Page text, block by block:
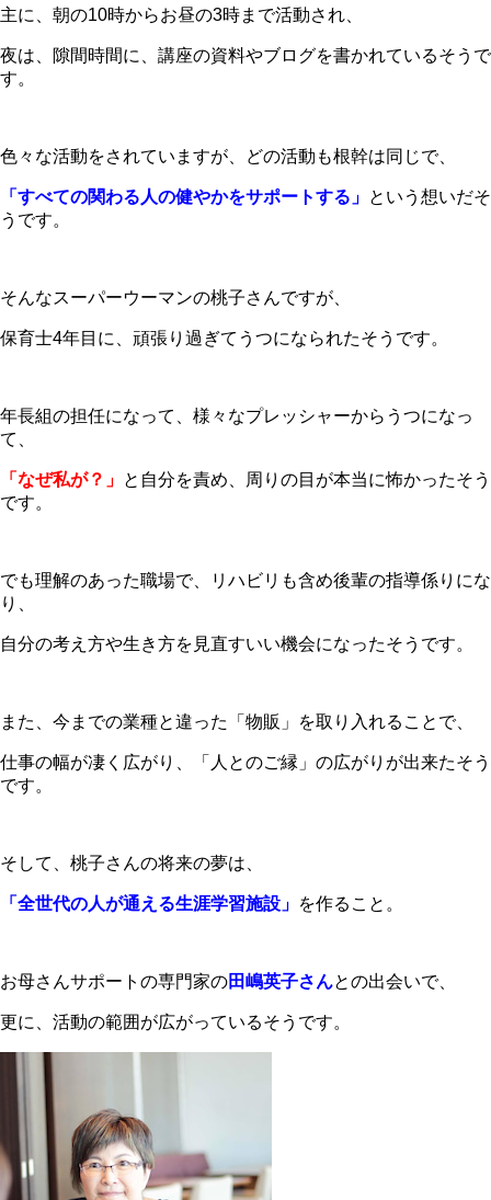
主に、朝の10時からお昼の3時まで活動され、
夜は、隙間時間に、講座の資料やブログを書かれているそうで
す。
色々な活動をされていますが、どの活動も根幹は同じで、
「すべての関わる人の健やかをサポートする」 という想いだそ
うです。
そんなスーパーウーマンの桃子さんですが、
保育士4年目に、頑張り過ぎてうつになられたそうです。
年長組の担任になって、様々なプレッシャーからうつになっ
て、
「なぜ私が？」 と自分を責め、周りの目が本当に怖かったそう
です。
でも理解のあった職場で、リハビリも含め後輩の指導係りにな
り、
自分の考え方や生き方を見直すいい機会になったそうです。
また、今までの業種と違った「物販」を取り入れることで、
仕事の幅が凄く広がり、「人とのご縁」の広がりが出来たそう
です。
そして、桃子さんの将来の夢は、
「全世代の人が通える生涯学習施設」 を作ること。
お母さんサポートの専門家の田嶋英子さんとの出会いで、
更に、活動の範囲が広がっているそうです。